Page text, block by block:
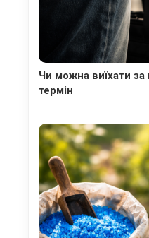
Чи можна виїхати
термін